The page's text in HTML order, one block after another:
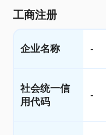
工商注册
企业名称 -
社会统一信
用代码
-